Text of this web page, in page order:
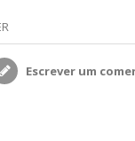
Escrever um